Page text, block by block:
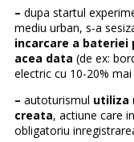
– dupa startul
mediu urban, s-a
incarcare a
acea data (de ex:
electric cu 10-20%
– autoturismul utiliza
creata, actiune care
obligatoriu